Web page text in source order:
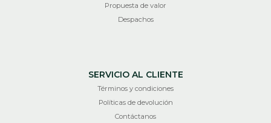
Propuesta de valor
Despachos
SERVICIO AL CLIENTE
Términos y condiciones
Políticas de devolución
Contáctanos